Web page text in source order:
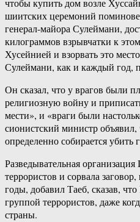
чтобы купить дом возле
шиитских церемоний
генерал-майора Сулеймани,
килограммов взрывчатки к
Хусейнией и взорвать это
Сулеймани, как и каждый год,
Он сказал, что у врагов были
религиозную войну и
мести», и «враги были
сионистский министр
определенно собирается
Разведывательная
террористов и сорвала
годы, добавил Таеб, сказав,
группой террористов, даже
страны.